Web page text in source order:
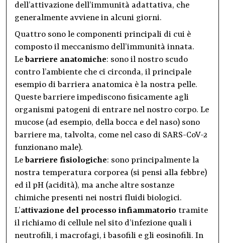
dell’attivazione dell’immunità adattativa, che
generalmente avviene in alcuni giorni.
Quattro sono le componenti principali di cui è
composto il meccanismo dell’immunità innata.
Lebarriere anatomiche: sono il nostro scudo
contro l’ambiente che ci circonda, il principale
esempio di barriera anatomica è la nostra pelle.
Queste barriere impediscono fisicamente agli
organismi patogeni di entrare nel nostro corpo. Le
mucose (ad esempio, della bocca e del naso) sono
barriere ma, talvolta, come nel caso di SARS-CoV-2
funzionano male).
Lebarriere fisiologiche: sono principalmente la
nostra temperatura corporea (si pensi alla febbre)
ed il pH (acidità), ma anche altre sostanze
chimiche presenti nei nostri fluidi biologici.
L’attivazione del processo infiammatorio tramite
il richiamo di cellule nel sito d’infezione quali i
neutrofili, i macrofagi, i basofili e gli eosinofili. In